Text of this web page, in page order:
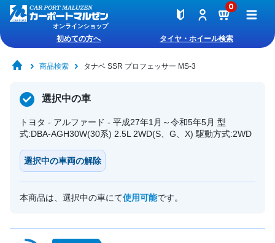
オンラインショップ
0
初めての方へ タイヤ・ホイール検索
商品検索 タナベ SSR プロフェッサー MS-3
選択中の車
トヨタ - アルファード - 平成27年1月～令和5年5月 型
式:DBA-AGH30W(30系) 2.5L 2WD(S、G、X) 駆動方式:2WD
選択中の車両の解除
本商品は、選択中の車にて使用可能です。